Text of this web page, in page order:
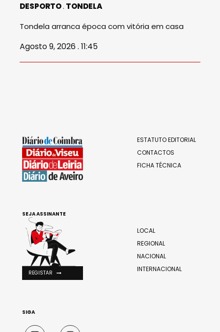
DESPORTO TONDELA
Tondela arranca época com vitória em casa
Agosto 9, 2026 . 11:45
ESTATUTO EDITORIAL
CONTACTOS
FICHA TÉCNICA
LOCAL
REGIONAL
NACIONAL
INTERNACIONAL
SEJA ASSINANTE
REGISTAR
SIGA